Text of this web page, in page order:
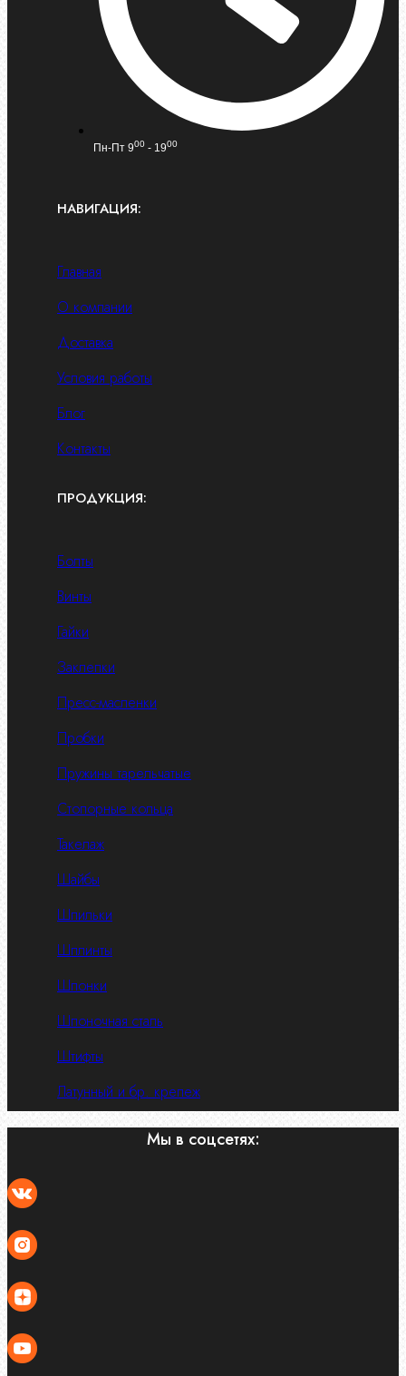
Пн-Пт 900 - 1900
НАВИГАЦИЯ:
Главная
О компании
Доставка
Условия работы
Блог
Контакты
ПРОДУКЦИЯ:
Болты
Винты
Гайки
Заклепки
Пресс-масленки
Пробки
Пружины тарельчатые
Стопорные кольца
Такелаж
Шайбы
Шпильки
Шплинты
Шпонки
Шпоночная сталь
Штифты
Латунный и бр. крепеж
Мы в соцсетях: